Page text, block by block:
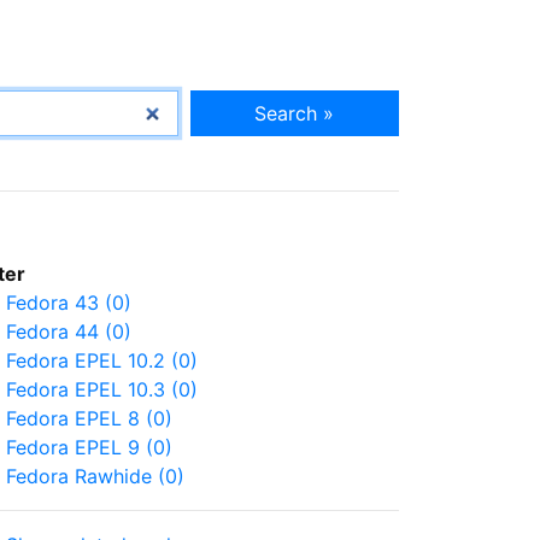
Search »
Fedora 43 (0)
Fedora 44 (0)
Fedora EPEL 10.2 (0)
Fedora EPEL 10.3 (0)
Fedora EPEL 8 (0)
Fedora EPEL 9 (0)
Fedora Rawhide (0)